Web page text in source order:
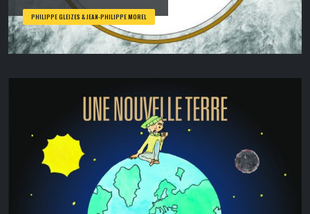
PHILIPPE GLEIZES & JEAN-PHILIPPE MOREL